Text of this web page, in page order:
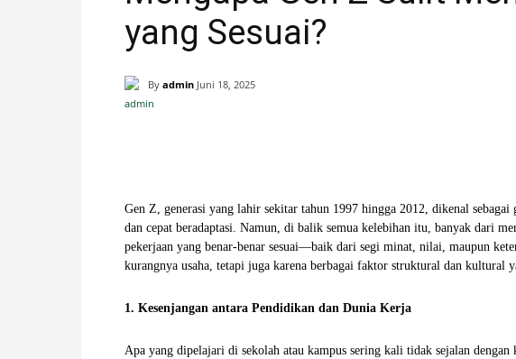
H
A
S
T
yang Sesuai?
By admin Juni 18, 2025
Gen Z, generasi yang lahir sekitar tahun 1997 hingga 2012, dikenal
dan cepat beradaptasi. Namun, di balik semua kelebihan itu, banyak dari
pekerjaan yang benar-benar sesuai—baik dari segi minat, nilai, maupun
kurangnya usaha, tetapi juga karena berbagai faktor struktural dan kultural
1. Kesenjangan antara Pendidikan dan Dunia Kerja
Apa yang dipelajari di sekolah atau kampus sering kali tidak sejalan dengan